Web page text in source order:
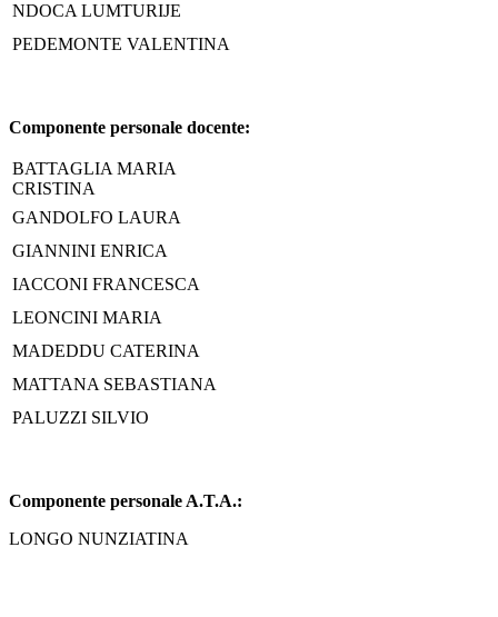
NDOCA LUMTURIJE
PEDEMONTE VALENTINA
Componente personale docente:
BATTAGLIA MARIA
CRISTINA
GANDOLFO LAURA
GIANNINI ENRICA
IACCONI FRANCESCA
LEONCINI MARIA
MADEDDU CATERINA
MATTANA SEBASTIANA
PALUZZI SILVIO
Componente personale A.T.A.:
LONGO NUNZIATINA